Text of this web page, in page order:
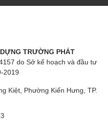
TRƯỜNG PHÁT
do Sở kế hoạch và đầu tư
2019
Kiệt, Phường Kiến Hưng, TP.